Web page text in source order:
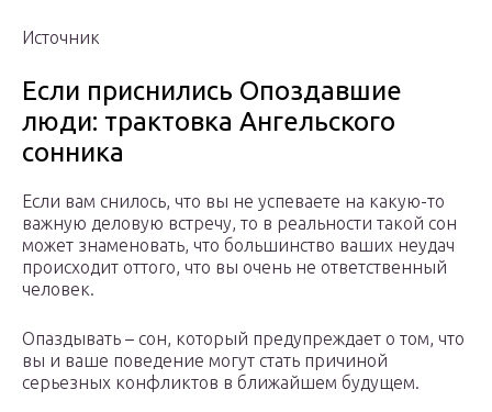
Источник
Если приснились Опоздавшие
люди: трактовка Ангельского
сонника
Если вам снилось, что вы не успеваете на какую-то
важную деловую встречу, то в реальности такой сон
может знаменовать, что большинство ваших неудач
происходит оттого, что вы очень не ответственный
человек.
Опаздывать – сон, который предупреждает о том, что
вы и ваше поведение могут стать причиной
серьезных конфликтов в ближайшем будущем.